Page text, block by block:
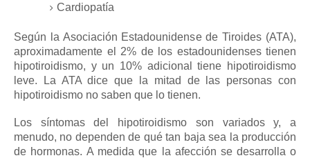
Cardiopatía
Según la Asociación Estadounidense de Tiroides (ATA),
aproximadamente el 2% de los estadounidenses tienen
hipotiroidismo, y un 10% adicional tiene hipotiroidismo
leve.
La ATA dice que la mitad de las personas con
hipotiroidismo no saben que lo tienen.
Los síntomas del hipotiroidismo son variados y, a
menudo, no dependen de qué tan baja sea la producción
de hormonas.A medida que la afección se desarrolla o